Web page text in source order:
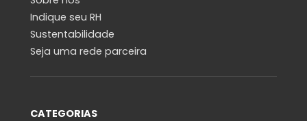
Indique seu RH
Sustentabilidade
Seja uma rede parceira
CATEGORIAS